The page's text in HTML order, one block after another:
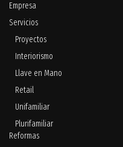
Empresa
Servicios
Proyectos
Interiorismo
Llave en Mano
Retail
Unifamiliar
Plurifamiliar
Reformas